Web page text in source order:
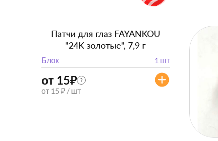
НДС 22%
Патчи для глаз FAYANKOU
"24K золотые", 7,9 г
Блок 1 шт
от 15₽ ?
от 15 ₽ / шт